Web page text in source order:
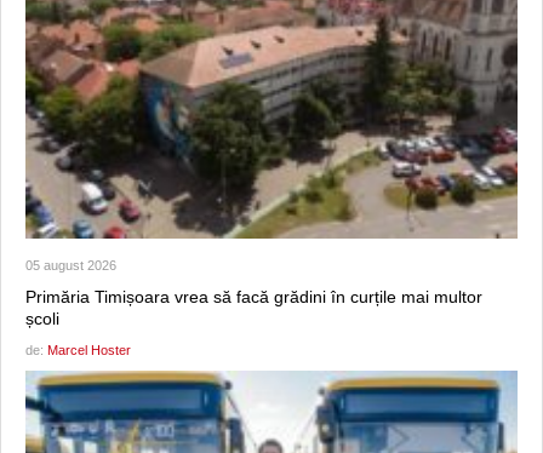
05 august 2026
Primăria Timișoara vrea să facă grădini în curțile mai multor
școli
de: Marcel Hoster